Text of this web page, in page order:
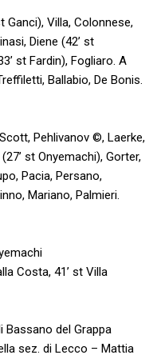
Ganci), Villa, Colonnese,
Diene (42’ st
st Fardin), Fogliaro. A
Ballabio, De Bonis.
Pehlivanov ©, Laerke,
st Onyemachi), Gorter,
Pacia, Persano,
Mariano, Palmieri.
Costa, 41’ st Villa
Bassano del Grappa
sez. di Lecco – Mattia